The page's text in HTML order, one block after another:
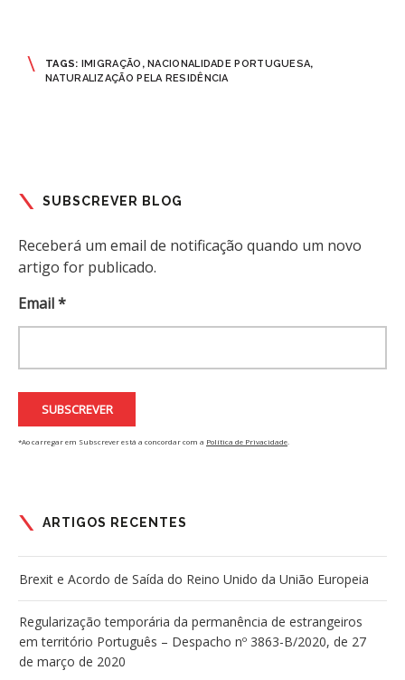
TAGS: IMIGRAÇÃO , NACIONALIDADE PORTUGUESA,
NATURALIZAÇÃO PELA RESIDÊNCIA
SUBSCREVER BLOG
Receberá um email de notificação quando um novo
artigo for publicado.
Email *
*Ao carregar em Subscrever está a concordar com a Política de Privacidade
ARTIGOS RECENTES
Brexit e Acordo de Saída do Reino Unido da União Europeia
Regularização temporária da permanência de estrangeiros
em território Português – Despacho nº 3863-B/2020, de 27
de março de 2020